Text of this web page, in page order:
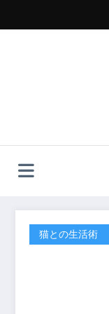
ッ
猫との生活術